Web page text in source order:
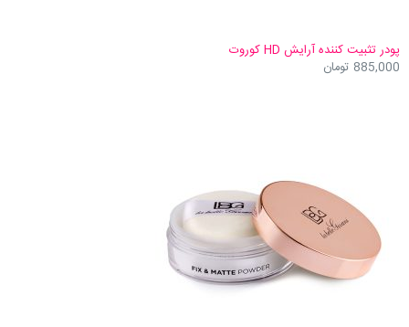
پودر تثبیت کننده آرایش HD کوروت
885,000 تومان